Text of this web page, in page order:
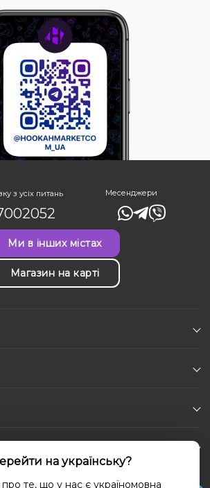
з усіх питань Месенджери
Ми в інших містах
Магазин на карті
Соціальні мережі
на українську?
те, що у нас є україномовна